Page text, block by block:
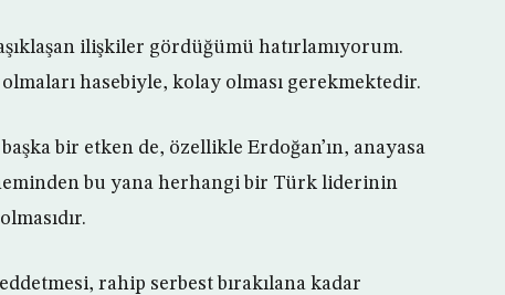
ilişkiler gördüğümü hatırlamıyorum.
hasebiyle, kolay olması gerekmektedir.
bir etken de, özellikle Erdoğan’ın, anayasa
bu yana herhangi bir Türk liderinin
rahip serbest bırakılana kadar